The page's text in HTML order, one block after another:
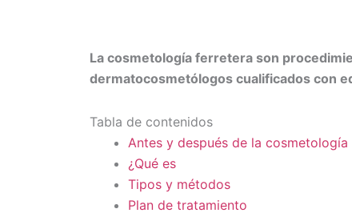
La cosmetología ferretera son
dermatocosmetólogos cualificados con
Tabla de contenidos
Antes y después de la
¿Qué es
Tipos y métodos
Plan de tratamiento